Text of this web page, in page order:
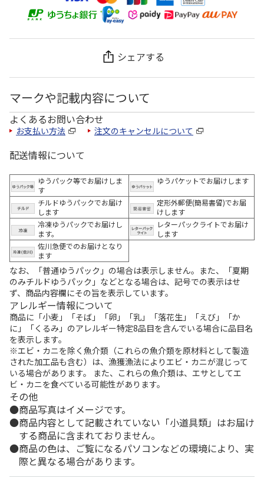
シェアする
マークや記載内容について
よくあるお問い合わせ
お支払い方法 注文のキャンセルについて
配送情報について
ゆうパック等でお届けしま
す
ゆうパケットでお届けします
チルドゆうパックでお届け
します
定形外郵便(簡易書留)でお届
けします
冷凍ゆうパックでお届けし
ます。
レターパックライトでお届け
します
佐川急便でのお届けとなり
ます
なお、「普通ゆうパック」の場合は表示しません。また、「夏期
のみチルドゆうパック」などとなる場合は、記号での表示はせ
ず、商品内容欄にその旨を表示しています。
アレルギー情報について
商品に「小麦」「そば」「卵」「乳」「落花生」「えび」「か
に」「くるみ」のアレルギー特定8品目を含んでいる場合に品目名
を表示します。
※エビ・カニを除く魚介類（これらの魚介類を原材料として製造
された加工品も含む）は、漁獲漁法によりエビ・カニが混じって
いる場合があります。 また、これらの魚介類は、エサとしてエ
ビ・カニを食べている可能性があります。
その他
商品写真はイメージです。
商品内容として記載されていない「小道具類」はお届け
する商品に含まれておりません。
商品の色は、ご覧になるパソコンなどの環境により、実
際と異なる場合があります。